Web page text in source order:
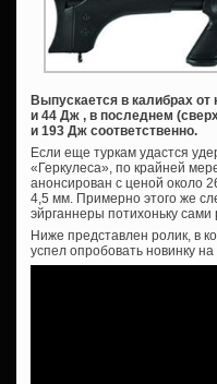
Выпускается в калибрах от
и 44 Дж , в последнем
и 193 Дж соответственно.
Если еще туркам удастся
«Геркулеса», по крайней
анонсирован с ценой около
4,5 мм. Примерно этого же
эйрганнеры потихоньку
Ниже представлен ролик, в
успел опробовать новинку на